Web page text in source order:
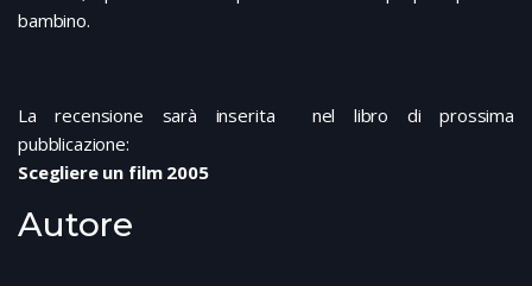
bambino.
La recensione sarà inserita nel libro di prossima
pubblicazione:
Scegliere un film 2005
Autore